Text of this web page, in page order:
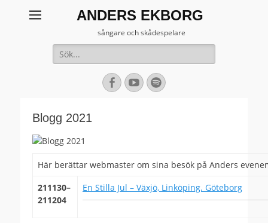
ANDERS EKBORG
sångare och skådespelare
Sök
efter:
Facebook
YouTubeSpotify
Blogg 2021
Här berättar webmaster om sina besök på Anders
211130–
211204
En Stilla Jul – Växjö, Linköping. Göteborg